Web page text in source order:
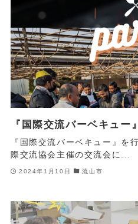
『国際交流バーベキュー
『国際交流バーベキュー』を
際交流協会主催の交流会に...
2024年1月10日 流山市